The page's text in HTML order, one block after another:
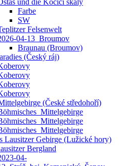
und die Kočičí skály
Farbe
SW
Felsenwelt
04-13_Broumov
Braunau (Broumov)
(Český ráj)
(České středohoří)
Lausitzer Gebirge (Lužické hory)
Bergland
04-